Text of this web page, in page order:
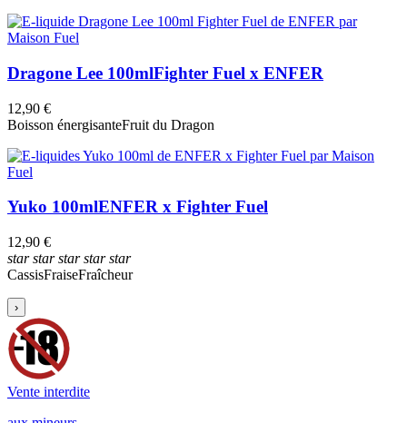
Dragone Lee 100mlFighter Fuel x ENFER
12,90 €
Boisson énergisanteFruit du Dragon
Yuko 100mlENFER x Fighter Fuel
12,90 €
starstarstarstarstar
CassisFraiseFraîcheur
›
Vente interdite